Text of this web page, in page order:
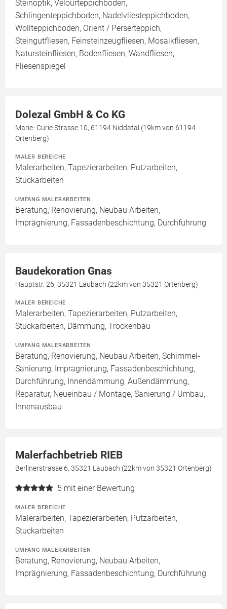
Steinoptik, Velourteppichboden,
Schlingenteppichboden, Nadelvliesteppichboden,
Wollteppichboden, Orient / Perserteppich,
Steingutfliesen, Feinsteinzeugfliesen, Mosaikfliesen,
Natursteinfliesen, Bodenfliesen, Wandfliesen,
Fliesenspiegel
Dolezal GmbH & Co KG
Marie- Curie Strasse 10, 61194 Niddatal (19km von 61194
Ortenberg)
MALER BEREICHE
Malerarbeiten, Tapezierarbeiten, Putzarbeiten,
Stuckarbeiten
UMFANG MALERARBEITEN
Beratung, Renovierung, Neubau Arbeiten,
Imprägnierung, Fassadenbeschichtung, Durchführung
Baudekoration Gnas
Hauptstr. 26, 35321 Laubach (22km von 35321 Ortenberg)
MALER BEREICHE
Malerarbeiten, Tapezierarbeiten, Putzarbeiten,
Stuckarbeiten, Dämmung, Trockenbau
UMFANG MALERARBEITEN
Beratung, Renovierung, Neubau Arbeiten, Schimmel-
Sanierung, Imprägnierung, Fassadenbeschichtung,
Durchführung, Innendämmung, Außendämmung,
Reparatur, Neueinbau / Montage, Sanierung / Umbau,
Innenausbau
Malerfachbetrieb RIEB
Berlinerstrasse 6, 35321 Laubach (22km von 35321 Ortenberg)
5 mit einer Bewertung
MALER BEREICHE
Malerarbeiten, Tapezierarbeiten, Putzarbeiten,
Stuckarbeiten
UMFANG MALERARBEITEN
Beratung, Renovierung, Neubau Arbeiten,
Imprägnierung, Fassadenbeschichtung, Durchführung